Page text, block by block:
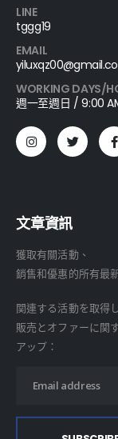
LINE
tggg19
EMAIL
WORKING DAYS/
週一至週日 / 9:00
文章資訊
獲取有關活動、
銷售和優惠的所有最
関連する活動を取得
販売とオファーに関
アップ：